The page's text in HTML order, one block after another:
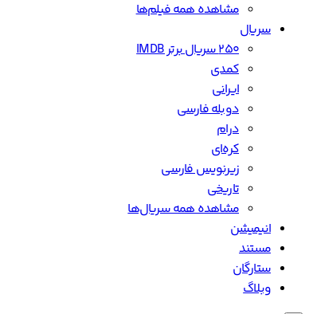
مشاهده همه فیلم‌ها
سریال
۲۵۰ سریال برتر IMDB
کمدی
ایرانی
دوبله فارسی
درام
کره‌ای
زیرنویس فارسی
تاریخی
مشاهده همه سریال‌ها
انیمیشن
مستند
ستارگان
وبلاگ